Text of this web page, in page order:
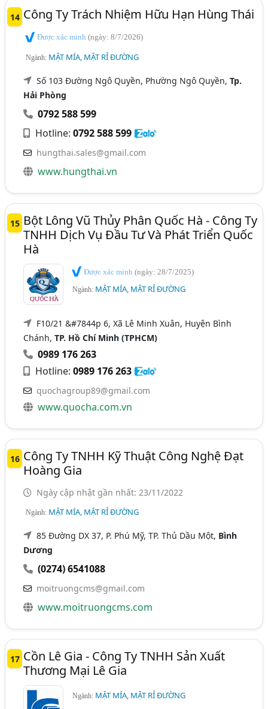
14 Công Ty Trách Nhiệm Hữu Hạn Hùng Thái
Được xác minh(ngày: 8/7/2026)
Ngành: MẬT MÍA, MẬT RỈ ĐƯỜNG
Số 103 Đường Ngô Quyền, Phường Ngô Quyền,Tp.
Hải Phòng
0792 588 599
Hotline:0792 588 599
hungthai.sales@gmail.com
www.hungthai.vn
15 Bột Lông Vũ Thủy Phân Quốc Hà - Công Ty
TNHH Dịch Vụ Đầu Tư Và Phát Triển Quốc
Hà
Được xác minh(ngày: 28/7/2025)
Ngành: MẬT MÍA, MẬT RỈ ĐƯỜNG
F10/21 &#7844p 6, Xã Lê Minh Xuân, Huyện Bình
Chánh,TP. Hồ Chí Minh (TPHCM)
0989 176 263
Hotline:0989 176 263
quochagroup89@gmail.com
www.quocha.com.vn
16 Công Ty TNHH Kỹ Thuật Công Nghệ Đạt
Hoàng Gia
Ngày cập nhật gần nhất: 23/11/2022
Ngành: MẬT MÍA, MẬT RỈ ĐƯỜNG
85 Đường DX 37, P. Phú Mỹ, TP. Thủ Dầu Một, Bình
Dương
(0274) 6541088
moitruongcms@gmail.com
www.moitruongcms.com
17 Cồn Lê Gia - Công Ty TNHH Sản Xuất
Thương Mại Lê Gia
Ngành: MẬT MÍA, MẬT RỈ ĐƯỜNG